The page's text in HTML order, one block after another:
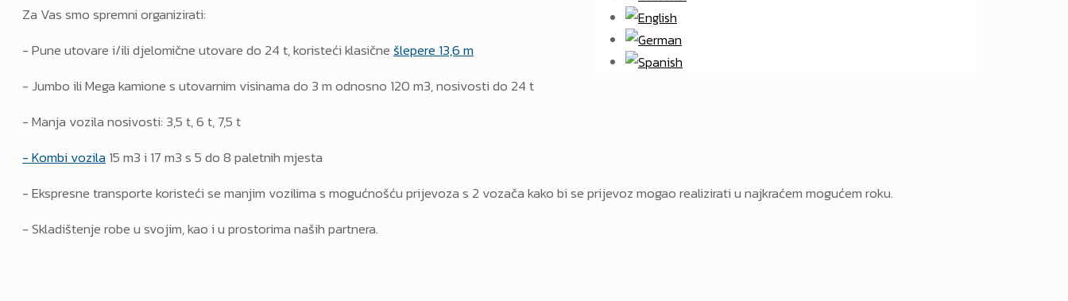
Za Vas smo spremni organizirati:
- Pune utovare i/ili djelomične utovare do 24 t, koristeći klasične šlepere 13,6 m
- Jumbo ili Mega kamione s utovarnim visinama do 3 m odnosno 120 m3, nosivosti do 24 t
- Manja vozila nosivosti: 3,5 t, 6 t, 7,5 t
- Kombi vozila15 m3 i 17 m3 s 5 do 8 paletnih mjesta
- Ekspresne transporte koristeći se manjim vozilima s mogućnošću prijevoza s 2 vozača kako bi se prijevoz mogao realizirati u najkraćem mogućem roku.
- Skladištenje robe u svojim, kao i u prostorima naših partnera.